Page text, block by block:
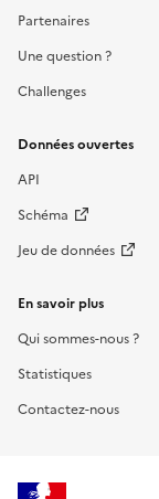
Partenaires
Une question ?
Challenges
Données ouvertes
API
Schéma
Jeu de données
En savoir plus
Qui sommes-nous ?
Statistiques
Contactez-nous